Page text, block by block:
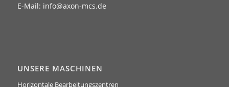
E-Mail: info@axon-mcs.de
UNSERE MASCHINEN
Horizontale Bearbeitungszentren